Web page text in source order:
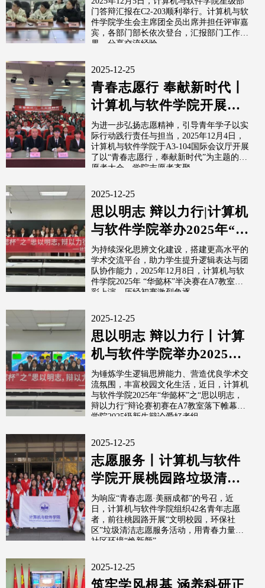
门答辩汇报在C2-203顺利举行。计算机与软
件学院学生会主席团全员出席并担任评审嘉
宾，各部门部长依次登台，汇报部门工作成
果、分享交流经验。
2025-12-25
青春志愿行 奉献新时代丨
计算机与软件学院开展
2025年志愿者大会
为进一步弘扬志愿精神，引导青年学子以实
际行动践行责任与担当，2025年12月4日，
计算机与软件学院于A3-104国际会议厅开展
了以“青春志愿行，奉献新时代”为主题的志
愿者大会。学院志愿者齐聚...
2025-12-25
思以明志 辩以力行|计算机
与软件学院举办2025年“华
懿杯”辩论赛半决赛
为持续深化思辨文化建设，搭建更高水平的
学术交流平台，助力学生提升逻辑表达与团
队协作能力，2025年12月8日，计算机与软
件学院2025年 “华懿杯”半决赛在A7教室精
彩上演。历经初赛激烈角逐...
2025-12-25
思以明志 辩以力行丨计算
机与软件学院举办2025
年“华懿杯”辩论赛初赛
为锤炼学生逻辑思辨能力、营造优良学术交
流氛围，丰富校园文化生活，近日，计算机
与软件学院2025年“华懿杯”之“思以明志，
辩以力行”辩论赛初赛在A7教室落下帷幕。
学院2025级新生辩论爱好者组...
2025-12-25
志愿服务丨计算机与软件
学院开展桃园路垃圾清洁
活动
为响应“青春志愿·美丽成都”的号召，近
日，计算机与软件学院组织42名青年志愿
者，前往桃园路开展“文明校园，环保社
区”垃圾清洁志愿服务活动，用青春力量为
社区环境“焕新颜”。
2025-12-25
筑牢学风根基 涵养科研正